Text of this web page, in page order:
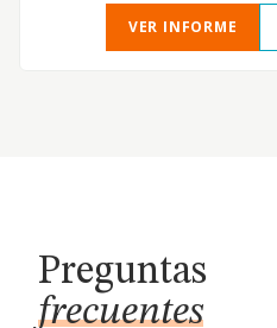
VER INFORME
Preguntas
frecuentes